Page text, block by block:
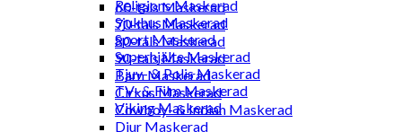
Religions Maskerad
Sjukhus Maskerad
Sport Maskerad
Superhjälte Maskerad
Tjuv- & Polis Maskerad
TV- & Film Maskerad
Viking Maskerad
60-tals Maskerad
70-tals Maskerad
80-tals Maskerad
90-tals Maskerad
Barn Maskerad
Cirkus Maskerad
Cowboy- & Indian Maskerad
Djur Maskerad